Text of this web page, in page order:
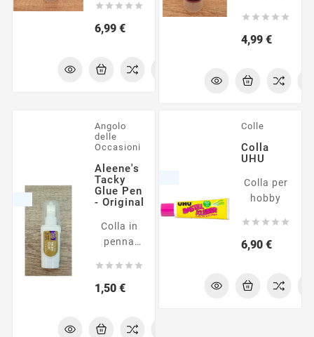
asciuga
rapidamente,
grazie al
    
6,99 €Prezzo
pronta
all'uso,
    
4,99 €Prezzo
Angolo
delle
Occasioni
Aleene's
Tacky
Glue Pen
- Original
Colla in
penna
rapida
facile da
    
1,50 €Prezzo
Colle
Colla
UHU
Colla per
hobby
    
6,90 €Prezzo